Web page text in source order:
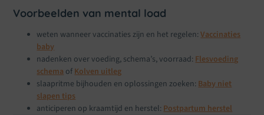
Voorbeelden van mental load
weten wanneer vaccinaties zijn en het regelen:Vaccinaties
baby
nadenken over voeding, schema’s, voorraad: Flesvoeding
schema of Kolven uitleg
slaapritme bijhouden en oplossingen zoeken: Baby niet
slapen tips
anticiperen op kraamtijd en herstel: Postpartum herstel